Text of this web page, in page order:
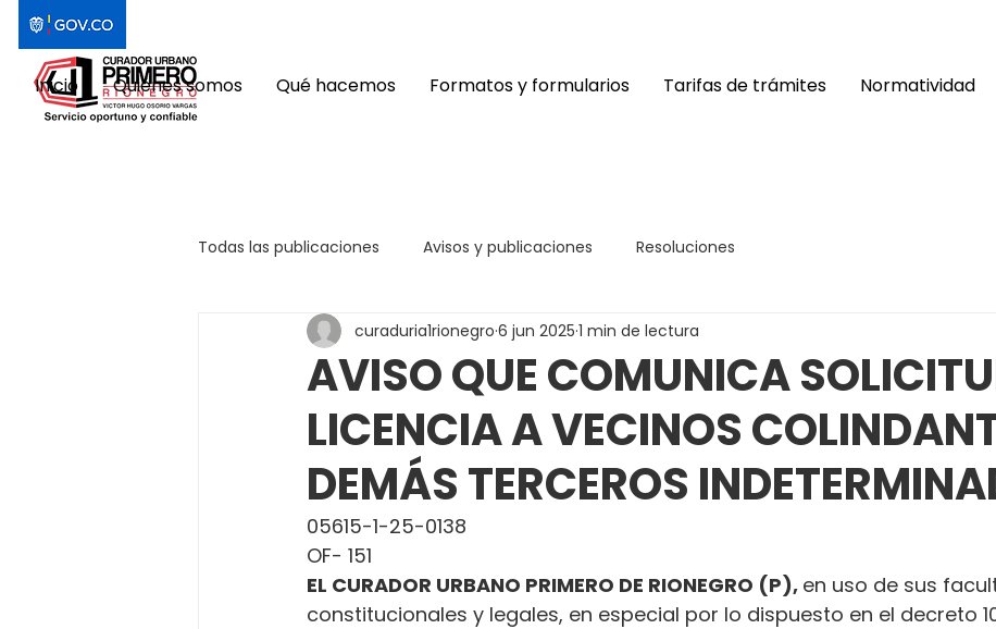
Inicio Quiénes somos Qué hacemos Formatos y formularios Tarifas de trámites Normatividad
Todas las publicaciones Avisos y publicaciones Resoluciones
AVISO QUE COMUNICA
LICENCIA A VECINOS
DEMÁS TERCEROS
curaduria1rionegro 6 jun 2025 1 min de lectura
05615-1-25-0138
OF- 151
EL CURADOR URBANO PRIMERO DE RIONEGRO (P), en uso de sus
constitucionales y legales, en especial por lo dispuesto en el decreto